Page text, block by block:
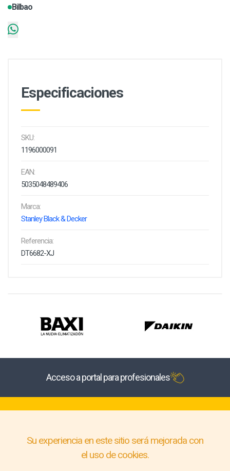
Bilbao
Especificaciones
SKU:
1196000091
EAN:
5035048489406
Marca:
Stanley Black & Decker
Referencia:
DT6682-XJ
Acceso a portal para profesionales
Su experiencia en este sitio será mejorada con
el uso de cookies.